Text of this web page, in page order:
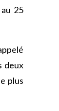
25
deux
plus